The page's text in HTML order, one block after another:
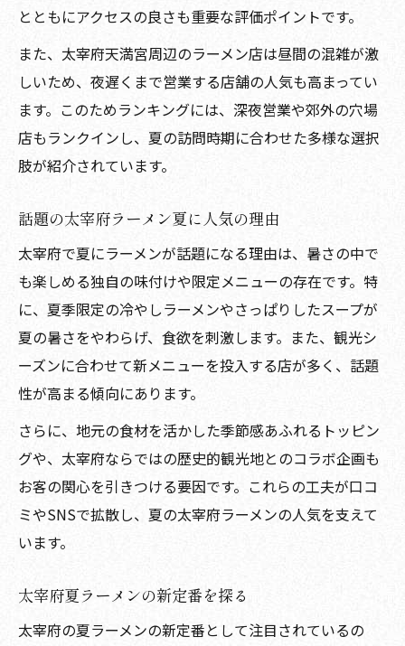
太宰府ラーメンランキングを夏に活用する
夏にぴったりな太宰府ラーメンの見つけ方
太宰府ラーメン夏の人気メニュー徹底比較
太宰府で夏を楽しむラーメン選びのコツ
暑い季節にぴったり太宰府ラーメン完全案内
太宰府ラーメン夏の楽しみ方完全ガイド
太宰府ラーメン食べログ夏の活用術とは
太宰府ラーメン夏の人気傾向を探る
太宰府夏ラーメン全エリア徹底解説
とともにアクセスの良さも重要な評価ポイントです。
また、太宰府天満宮周辺のラーメン店は昼間の混雑が激
しいため、夜遅くまで営業する店舗の人気も高まってい
ます。このためランキングには、深夜営業や郊外の穴場
店もランクインし、夏の訪問時期に合わせた多様な選択
肢が紹介されています。
話題の太宰府ラーメン夏に人気の理由
太宰府で夏にラーメンが話題になる理由は、暑さの中で
も楽しめる独自の味付けや限定メニューの存在です。特
に、夏季限定の冷やしラーメンやさっぱりしたスープが
夏の暑さをやわらげ、食欲を刺激します。また、観光シ
ーズンに合わせて新メニューを投入する店が多く、話題
性が高まる傾向にあります。
さらに、地元の食材を活かした季節感あふれるトッピン
グや、太宰府ならではの歴史的観光地とのコラボ企画も
お客の関心を引きつける要因です。これらの工夫が口コ
ミやSNSで拡散し、夏の太宰府ラーメンの人気を支えて
います。
太宰府夏ラーメンの新定番を探る
太宰府の夏ラーメンの新定番として注目されているの